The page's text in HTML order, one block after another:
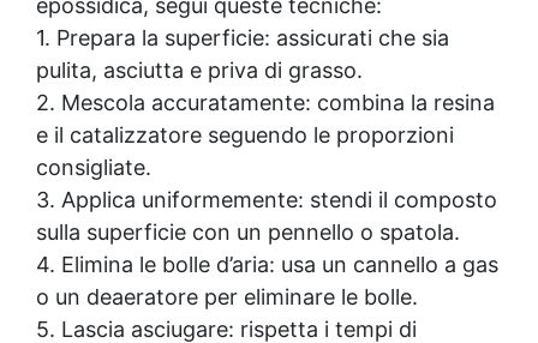
può essere ripristinata con una mano di
prodotto anche dopo un anno.
1. Prepara la superficie: assicurati che sia
pulita, asciutta e priva di grasso.
2. Mescola accuratamente: combina la resina
e il catalizzatore seguendo le proporzioni
consigliate.
3. Applica uniformemente: stendi il composto
sulla superficie con un pennello o spatola.
4. Elimina le bolle d’aria: usa un cannello a gas
o un deaeratore per eliminare le bolle.
5. Lascia asciugare: rispetta i tempi di